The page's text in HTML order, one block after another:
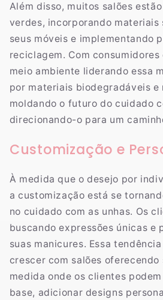
Além disso, muitos salões
verdes, incorporando materiais
seus móveis e implementando
reciclagem. Com
meio ambiente liderando essa
por materiais biodegradáveis e
moldando o futuro do cuidado
direcionando-o para um
Customização e
À medida que o desejo por
a customização está se
no cuidado com as unhas. Os
buscando expressões únicas e
suas manicures. Essa
crescer com salões oferecendo
medida onde os clientes
base, adicionar designs